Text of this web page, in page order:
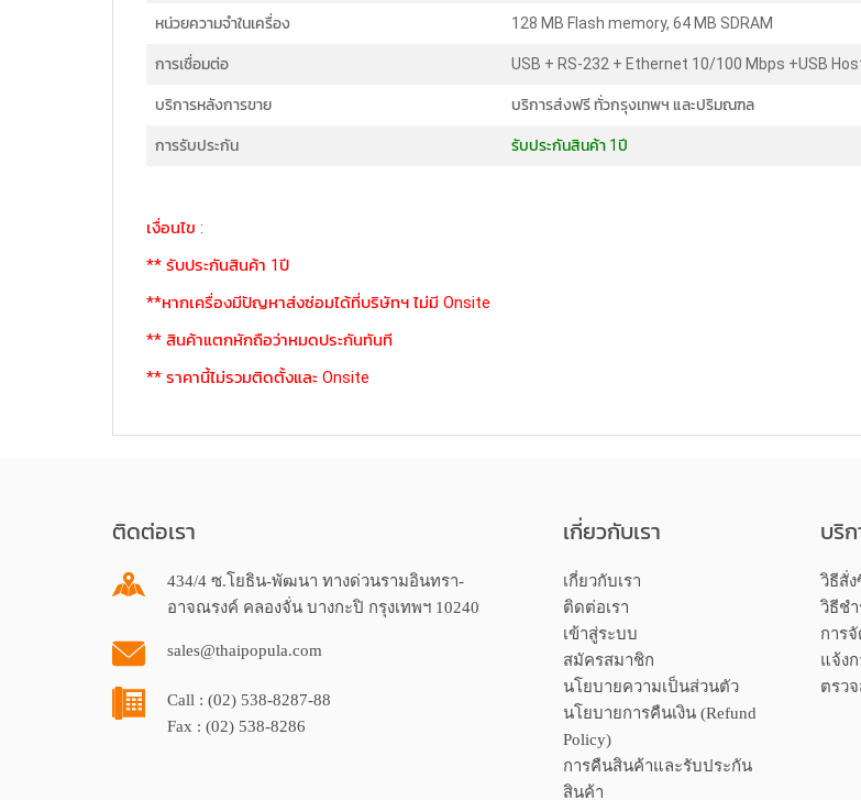
หน่วยความจำในเครื่อง 128 MB Flash memory, 64 MB SDRAM
การเชื่อมต่อ USB + RS-232 + Ethernet 10/100 Mbps +USB
บริการหลังการขาย บริการส่งฟรี ทั่วกรุงเทพฯ และปริมณฑล
การรับประกัน รับประกันสินค้า 1ปี
เงื่อนไข :
** รับประกันสินค้า 1ปี
**หากเครื่องมีปัญหาส่งซ่อมได้ที่บริษัทฯ ไม่มี Onsite
** สินค้าแตกหักถือว่าหมดประกันทันที
** ราคานี้ไม่รวมติดตั้งและ Onsite
ติดต่อเรา
434/4 ซ.โยธิน-พัฒนา ทางด่วนรามอินทรา-
อาจณรงค์ คลองจั่น บางกะปิ กรุงเทพฯ 10240
sales@thaipopula.com
Call : (02) 538-8287-88
Fax : (02) 538-8286
เกี่ยวกับเรา
เกี่ยวกับเรา
ติดต่อเรา
เข้าสู่ระบบ
สมัครสมาชิก
นโยบายความเป็นส่วนตัว
นโยบายการคืนเงิน (Refund
Policy)
การคืนสินค้าและรับประกัน
สินค้า
บริ
วิธีสั่
วิธีชำ
การ
แจ้งก
ตรว